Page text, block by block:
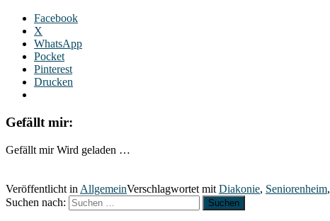
Facebook
X
WhatsApp
Pocket
Pinterest
Drucken
Gefällt mir:
Gefällt mir Wird geladen …
Veröffentlicht in AllgemeinVerschlagwortet mit Diakonie, Seniorenheim,
Suchen nach: